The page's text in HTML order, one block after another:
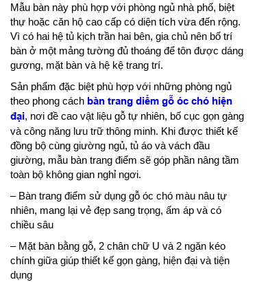
Mẫu bàn này phù hợp với phòng ngủ nhà phố, biệt
thự hoặc căn hộ cao cấp có diện tích vừa đến rộng.
Vì có hai hệ tủ kịch trần hai bên, gia chủ nên bố trí
bàn ở một mảng tường đủ thoáng để tôn được dáng
gương, mặt bàn và hệ kệ trang trí.
Sản phẩm đặc biệt phù hợp với những phòng ngủ
theo phong cách bàn trang diểm gỗ óc chó hiện
đại, nơi đề cao vật liệu gỗ tự nhiên, bố cục gọn gàng
và công năng lưu trữ thông minh. Khi được thiết kế
đồng bộ cùng giường ngủ, tủ áo và vách đầu
giường, mẫu bàn trang điểm sẽ góp phần nâng tầm
toàn bộ không gian nghỉ ngơi.
– Bàn trang điểm sử dụng gỗ óc chó màu nâu tự
nhiên, mang lại vẻ đẹp sang trọng, ấm áp và có
chiều sâu
– Mặt bàn bằng gỗ, 2 chân chữ U và 2 ngăn kéo
chính giữa giúp thiết kế gọn gàng, hiện đại và tiện
dụng